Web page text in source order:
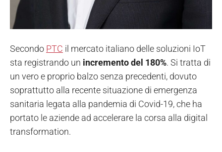
Secondo PTC il mercato italiano delle soluzioni IoT
sta registrando un incremento del 180%. Si tratta di
un vero e proprio balzo senza precedenti, dovuto
soprattutto alla recente situazione di emergenza
sanitaria legata alla pandemia di Covid-19, che ha
portato le aziende ad accelerare la corsa alla digital
transformation.